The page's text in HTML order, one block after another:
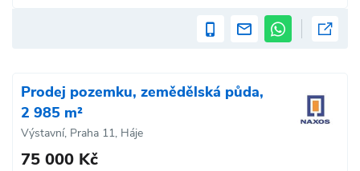
Prodej pozemku, zemědělská půda,
2 985 m²
Výstavní, Praha 11, Háje
75 000 Kč